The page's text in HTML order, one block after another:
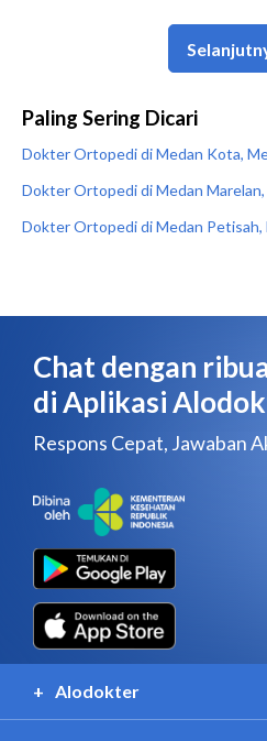
Paling Sering Dicari
Dokter Ortopedi di Medan Kota,
Dokter Ortopedi di Medan Marelan,
Dokter Ortopedi di Medan Petisah,